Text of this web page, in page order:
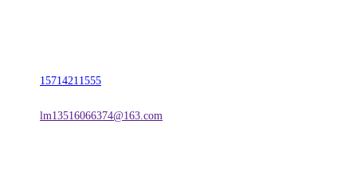
15714211555
lm13516066374@163.com